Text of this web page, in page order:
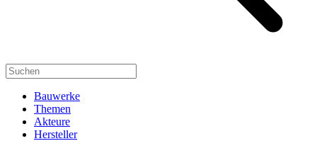
Bauwerke
Themen
Akteure
Hersteller